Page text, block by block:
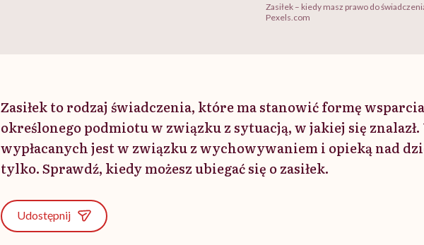
Zasiłek – kiedy masz prawo do
Pexels.com
Zasiłek to rodzaj świadczenia, które ma stanowić formę
określonego podmiotu w związku z sytuacją, w jakiej się
wypłacanych jest w związku z wychowywaniem i opieką nad
tylko. Sprawdź, kiedy możesz ubiegać się o zasiłek.
Udostępnij